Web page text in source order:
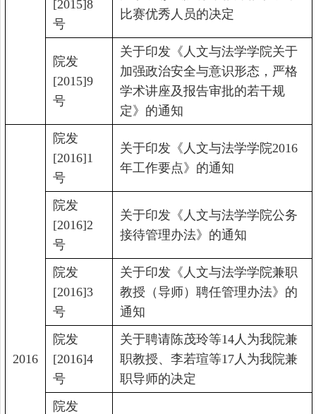
[2015]8
号
比赛优秀人员的决定
院发
[2015]9
号
关于印发《人文与法学学院关于
加强政治安全与意识形态，严格
学术讲座及报告审批的若干规
定》的通知
2016
院发
[2016]1
号
关于印发《人文与法学学院2016
年工作要点》的通知
院发
[2016]2
号
关于印发《人文与法学学院公务
接待管理办法》的通知
院发
[2016]3
号
关于印发《人文与法学学院兼职
教授（导师）聘任管理办法》的
通知
院发
[2016]4
号
关于聘请陈茂玲等14人为我院兼
职教授、李若瑄等17人为我院兼
职导师的决定
院发